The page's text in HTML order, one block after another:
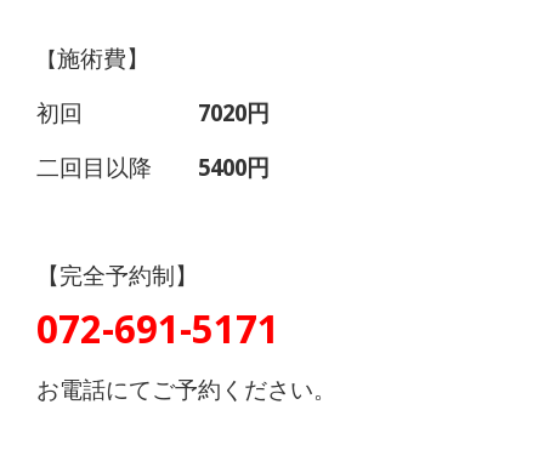
【施術費】
初回 7020円
二回目以降 5400円
【完全予約制】
072-691-5171
お電話にてご予約ください。